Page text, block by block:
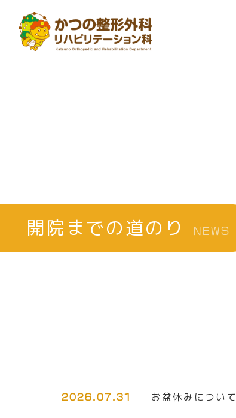
開院までの道のり NEWS
2026.07.31 お盆休みについて